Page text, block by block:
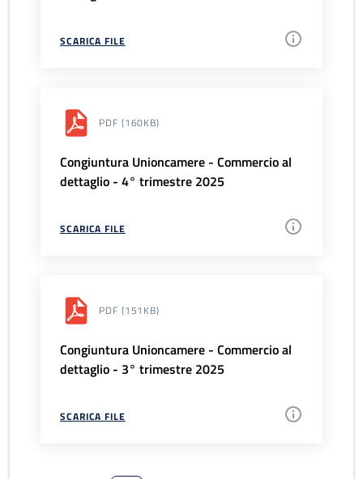
SCARICA FILE
PDF (160KB)
Congiuntura Unioncamere - Commercio al
dettaglio - 4° trimestre 2025
SCARICA FILE
PDF (151KB)
Congiuntura Unioncamere - Commercio al
dettaglio - 3° trimestre 2025
SCARICA FILE